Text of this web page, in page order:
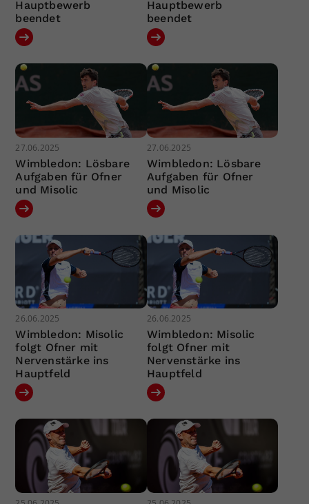
Hauptbewerb
beendet
Hauptbewerb
beendet
27.06.2025
Wimbledon: Lösbare
Aufgaben für Ofner
und Misolic
27.06.2025
Wimbledon: Lösbare
Aufgaben für Ofner
und Misolic
26.06.2025
Wimbledon: Misolic
folgt Ofner mit
Nervenstärke ins
Hauptfeld
26.06.2025
Wimbledon: Misolic
folgt Ofner mit
Nervenstärke ins
Hauptfeld